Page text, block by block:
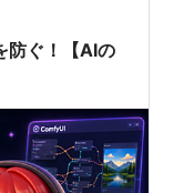
いう意見が支
防ぐ！【AIの